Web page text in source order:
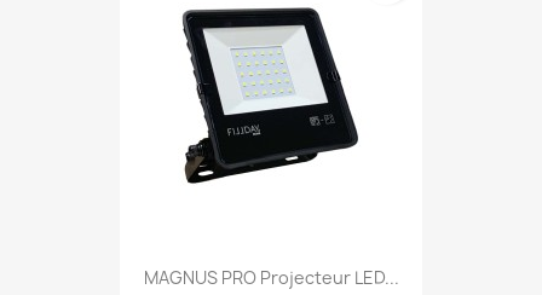
MAGNUS PRO Projecteur LED...